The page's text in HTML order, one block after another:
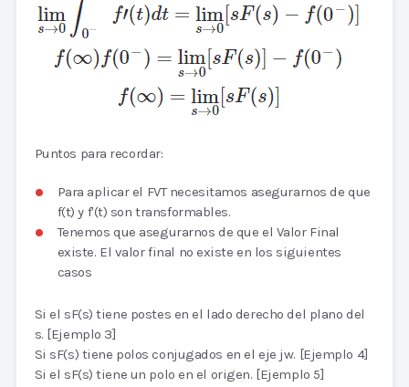
Puntos para recordar:
Para aplicar el FVT necesitamos asegurarnos de que
f(t) y f'(t) son transformables.
Tenemos que asegurarnos de que el Valor Final
existe. El valor final no existe en los siguientes
casos
Si el sF(s) tiene postes en el lado derecho del plano del
s. [Ejemplo 3]
Si sF(s) tiene polos conjugados en el eje jw. [Ejemplo 4]
Si el sF(s) tiene un polo en el origen. [Ejemplo 5]